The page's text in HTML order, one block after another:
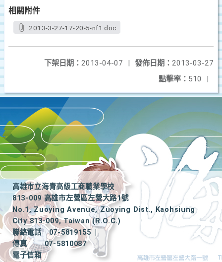
相關附件
2013-3-27-17-20-5-nf1.doc
發佈日期： 2013-03-27
下架日期： 2013-04-07
|
點擊率： 510 |
高雄市立海青高級工商職業學校
813-009 高雄市左營區左營大路1號
No.1, Zuoying Avenue, Zuoying Dist., Kaohsiung
City 813-009, Taiwan (R.O.C.)
聯絡電話
07-5819155
|
傳真
07-5810087
電子信箱